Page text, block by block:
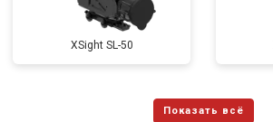
XSight SL-50